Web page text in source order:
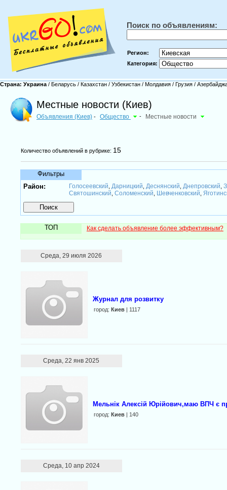
Поиск по объявлениям:
Регион:
Категория:
Страна: Украина / Беларусь / Казахстан / Узбекистан / Молдавия / Грузия /
Местные новости (Киев)
Объявления (Киев) - Общество - Местные новости
Количество объявлений в рубрике: 15
Фильтры
Район:
Голосеевский Дарницкий Деснянский Днепровский
Святошинский Соломенский Шевченковский
ТОП Как сделать объявление более эффективным?
Среда, 29 июля 2026
Журнал для розвитку
город: Киев| 1117
Среда, 22 янв 2025
Мельнік Алексій Юрійович,маю ВПЧ є
город: Киев| 140
Среда, 10 апр 2024